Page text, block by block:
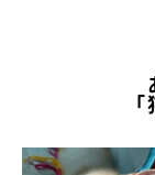
さ
しっぽが気になり